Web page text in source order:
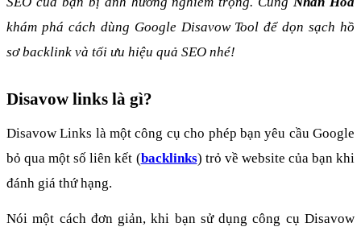
khám phá cách dùng Google Disavow Tool để dọn sạch hồ
sơ backlink và tối ưu hiệu quả SEO nhé!
Disavow links là gì?
Disavow Links là một công cụ cho phép bạn yêu cầu Google
bỏ qua một số liên kết (backlinks) trỏ về website của bạn khi
đánh giá thứ hạng.
Nói một cách đơn giản, khi bạn sử dụng công cụ Disavow